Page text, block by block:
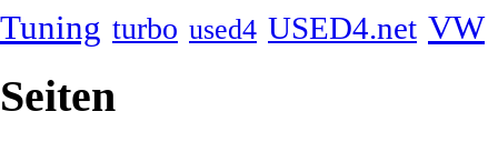
Tuning turbo used4 USED4.net VW
Seiten